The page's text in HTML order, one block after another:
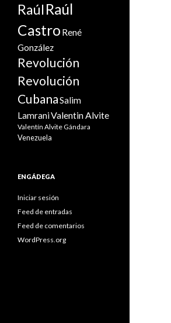
RaúlRaúl
Castro René
González
Revolución
Revolución
CubanaSalim
LamraniValentin Alvite
Valentín Alvite Gándara
Venezuela
ENGÁDEGA
Iniciar sesión
Feed de entradas
Feed de comentarios
WordPress.org